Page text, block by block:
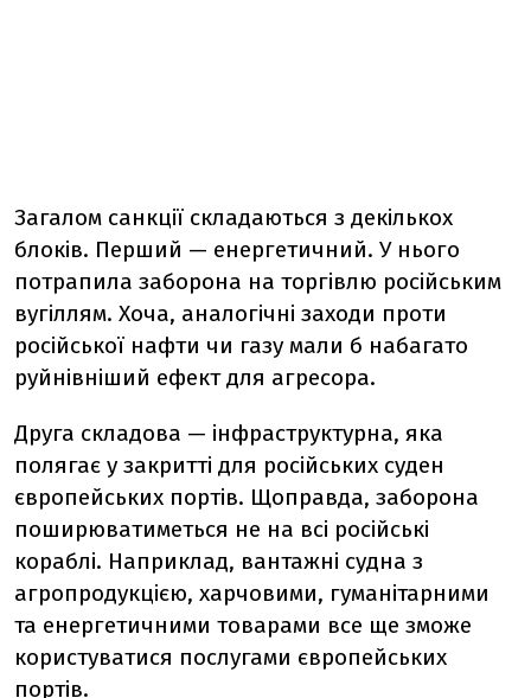
Загалом санкції складаються з декількох
блоків. Перший — енергетичний. У нього
потрапила заборона на торгівлю російським
вугіллям. Хоча, аналогічні заходи проти
російської нафти чи газу мали б набагато
руйнівніший ефект для агресора.
Друга складова — інфраструктурна, яка
полягає у закритті для російських суден
європейських портів. Щоправда, заборона
поширюватиметься не на всі російські
кораблі. Наприклад, вантажні судна з
агропродукцією, харчовими, гуманітарними
та енергетичними товарами все ще зможе
користуватися послугами європейських
портів.